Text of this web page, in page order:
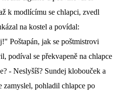
k modlícímu se chlapci, zvedl
na kostel a povídal:
Poštapán, jak se poštmistrovi
podíval se překvapeně na chlapce
- Neslyšíš? Sundej klobouček a
zamyslel, pohladil chlapce po